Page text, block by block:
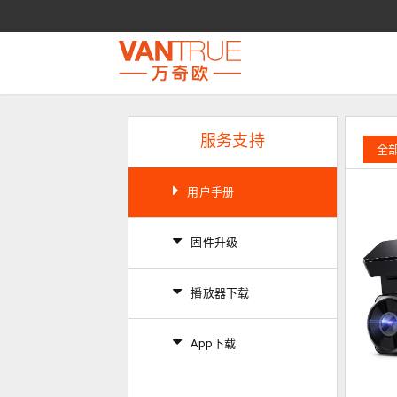
服务支持
用户手册
固件升级
播放器下载
App下载
全